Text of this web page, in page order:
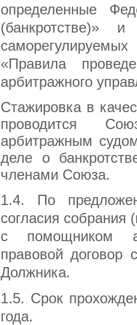
определенные
(банкротстве)»
«Правила
арбитражного
Стажировка в
проводится
арбитражным
деле о
членами Союза.
1.4. По
согласия собрания
с помощником
правовой договор
Должника.
1.5. Срок
года.